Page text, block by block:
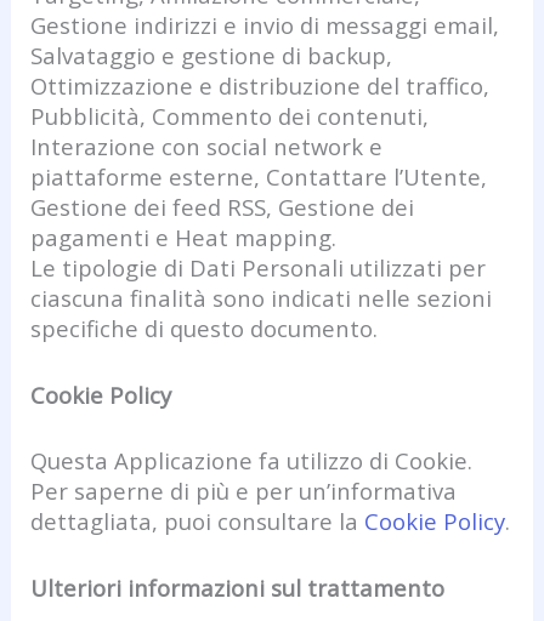
Gestione indirizzi e invio di messaggi email,
Salvataggio e gestione di backup,
Ottimizzazione e distribuzione del traffico,
Pubblicità, Commento dei contenuti,
Interazione con social network e
piattaforme esterne, Contattare l’Utente,
Gestione dei feed RSS, Gestione dei
pagamenti e Heat mapping.
Le tipologie di Dati Personali utilizzati per
ciascuna finalità sono indicati nelle sezioni
specifiche di questo documento.
Cookie Policy
Questa Applicazione fa utilizzo di Cookie.
Per saperne di più e per un’informativa
dettagliata, puoi consultare la Cookie Policy.
Ulteriori informazioni sul trattamento